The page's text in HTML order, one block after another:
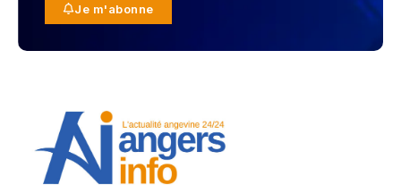
Je m'abonne